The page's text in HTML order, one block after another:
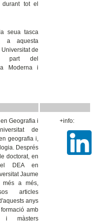
tot el
seua tasca
a aquesta
de
part del
Moderna i
Geografia i
de
geografia i,
Després
doctorat, en
DEA en
Jaume
més a més,
articles
anys
amb
i màsters
+info: